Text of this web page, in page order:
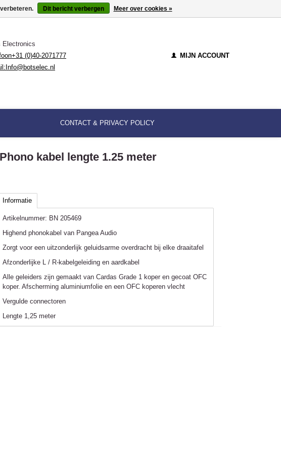
Electronics
(0)40-2071777
Info@botselec.nl
MIJN ACCOUNT
CONTACT & PRIVACY POLICY
kabel lengte 1.25 meter
Informatie
Artikelnummer: BN 205469
Highend phonokabel van Pangea Audio
Zorgt voor een uitzonderlijk geluidsarme overdracht bij elke draaitafel
Afzonderlijke L / R-kabelgeleiding en aardkabel
Alle geleiders zijn gemaakt van Cardas Grade 1 koper en gecoat OFC
koper. Afscherming aluminiumfolie en een OFC koperen vlecht
Vergulde connectoren
Lengte 1,25 meter
Dit bericht verbergen Meer over cookies »